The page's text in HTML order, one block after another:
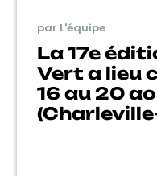
par L'équipe
La 17e
Vert a lieu
16 au 20